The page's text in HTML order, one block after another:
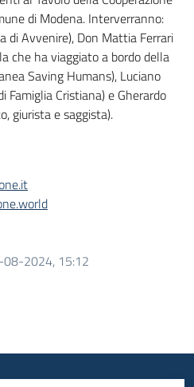
di Modena. Interverranno:
di Avvenire), Don Mattia Ferrari
che ha viaggiato a bordo della
Saving Humans), Luciano
Famiglia Cristiana) e Gherardo
giurista e saggista).
2024, 15:12